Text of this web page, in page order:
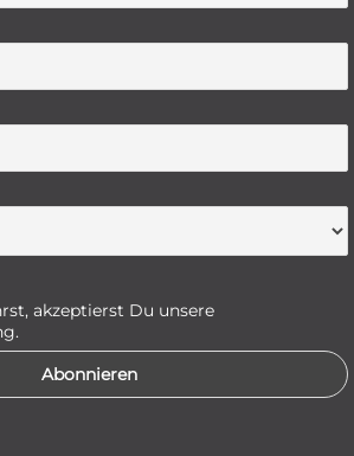
akzeptierst Du unsere